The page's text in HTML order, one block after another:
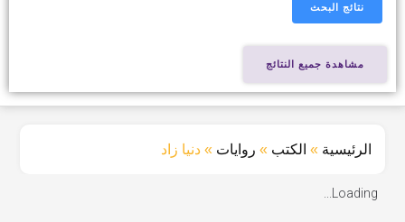
نتائج البحث
مشاهدة جميع النتائج
الرئيسية » الكتب » روايات »دنيا زاد
Loading...